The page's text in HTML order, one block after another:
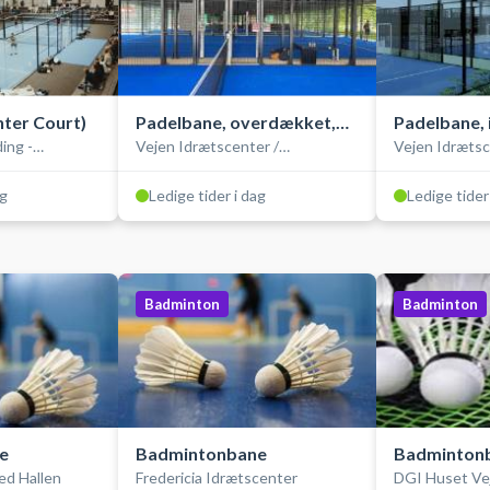
Court)
-
Padelbane, overdækket,
double
Vejen Idrætscenter /
Ledige tider i dag
double
Vejen
Ledige
Hallen
Badminton
Badmintonbane
Fredericia Idrætscenter
Badminton
DGI Huset